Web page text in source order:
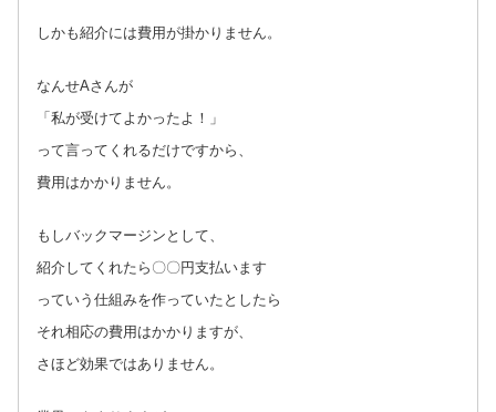
しかも紹介には費用が掛かりません。
なんせAさんが
「私が受けてよかったよ！」
って言ってくれるだけですから、
費用はかかりません。
もしバックマージンとして、
紹介してくれたら〇〇円支払います
っていう仕組みを作っていたとしたら
それ相応の費用はかかりますが、
さほど効果ではありません。